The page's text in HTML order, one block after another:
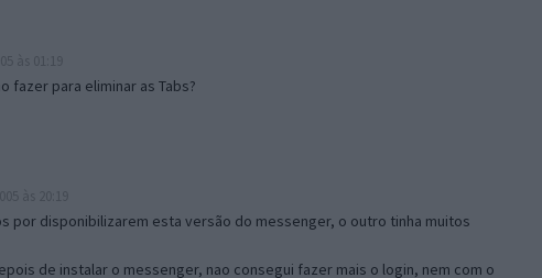
fazer para eliminar as Tabs?
por disponibilizarem esta versão do messenger, o outro tinha muitos
de instalar o messenger, nao consegui fazer mais o login, nem com o